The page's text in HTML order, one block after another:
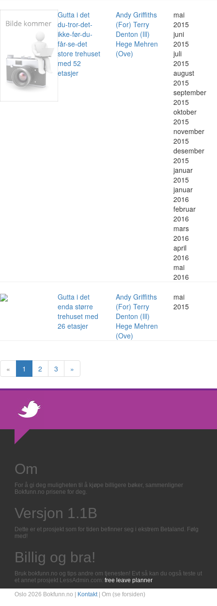
Gutta i det
du-tror-det-
ikke-før-du-
får-se-det
store trehuset
med 52
etasjer
Andy Griffiths
(For) Terry
Denton (Ill)
Hege Mehren
(Ove)
mai
2015
juni
2015
juli
2015
august
2015
september
2015
oktober
2015
november
2015
desember
2015
januar
2015
januar
2016
februar
2016
mars
2016
april
2016
mai
2016
Gutta i det
enda større
trehuset med
26 etasjer
Andy Griffiths
(For) Terry
Denton (Ill)
Hege Mehren
(Ove)
mai
2015
« 1 2 3 »
Om
For å gi deg muligheten til å kjøpe billigere bøker, sammenligner
Bokfunn.no prisene for deg.
Versjon 1.1B
Dette er et prosjekt som for tiden befinner seg i ekstrem Betaland. Følg
med!
Billig og bra!
Bruk bokfunn.no og tips andre om tjenesten! Evt så kan du også teste ut
et annet prosjekt LessAdmin.com: free leave planner
Oslo 2026 Bokfunn.no | Kontakt | Om (se forsiden)